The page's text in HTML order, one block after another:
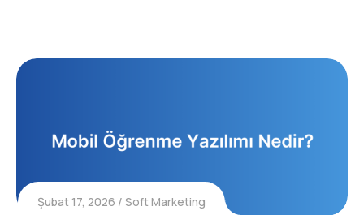
Şubat 17, 2026
Soft Marketing